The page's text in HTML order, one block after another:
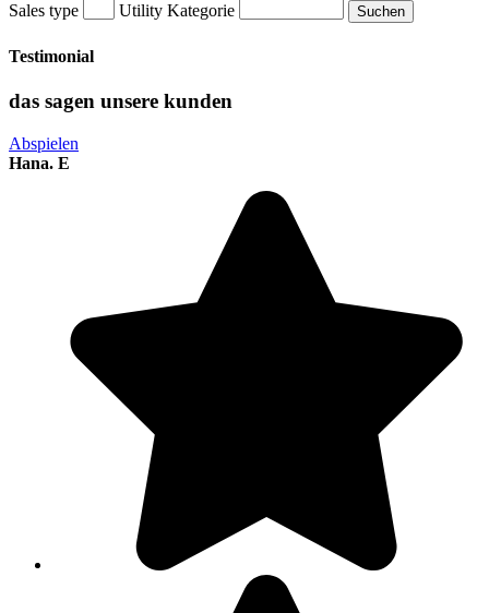
Sales type Utility Kategorie
Testimonial
das sagen unsere kunden
Abspielen
Hana. E